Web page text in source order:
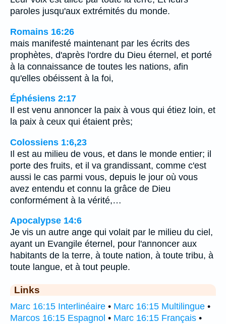
paroles jusqu'aux extrémités du monde.
Romains 16:26
mais manifesté maintenant par les écrits des
prophètes, d'après l'ordre du Dieu éternel, et porté
à la connaissance de toutes les nations, afin
qu'elles obéissent à la foi,
Éphésiens 2:17
Il est venu annoncer la paix à vous qui étiez loin, et
la paix à ceux qui étaient près;
Colossiens 1:6,23
Il est au milieu de vous, et dans le monde entier; il
porte des fruits, et il va grandissant, comme c'est
aussi le cas parmi vous, depuis le jour où vous
avez entendu et connu la grâce de Dieu
conformément à la vérité,…
Apocalypse 14:6
Je vis un autre ange qui volait par le milieu du ciel,
ayant un Evangile éternel, pour l'annoncer aux
habitants de la terre, à toute nation, à toute tribu, à
toute langue, et à tout peuple.
Links
Marc 16:15 Interlinéaire • Marc 16:15 Multilingue •
Marcos 16:15 Espagnol • Marc 16:15 Français •